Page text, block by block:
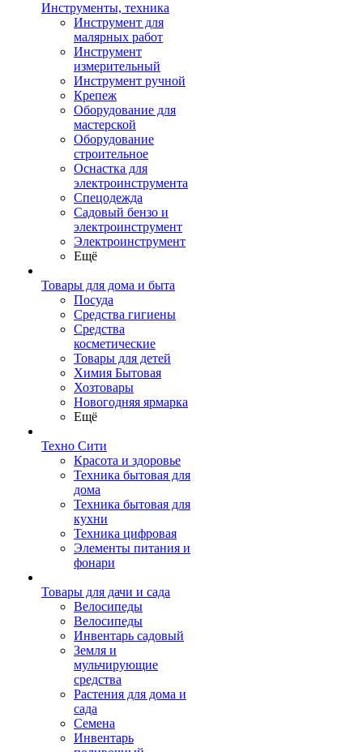
Инструменты, техника
Инструмент для
малярных работ
Инструмент
измерительный
Инструмент ручной
Крепеж
Оборудование для
мастерской
Оборудование
строительное
Оснастка для
электроинструмента
Спецодежда
Садовый бензо и
электроинструмент
Электроинструмент
Ещё
Товары для дома и быта
Посуда
Средства гигиены
Средства
косметические
Товары для детей
Химия Бытовая
Хозтовары
Новогодняя ярмарка
Ещё
Техно Сити
Красота и здоровье
Техника бытовая для
дома
Техника бытовая для
кухни
Техника цифровая
Элементы питания и
фонари
Товары для дачи и сада
Велосипеды
Велосипеды
Инвентарь садовый
Земля и
мульчирующие
средства
Растения для дома и
сада
Семена
Инвентарь